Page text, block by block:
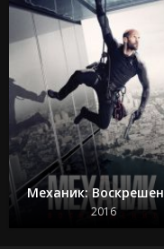
Механик:
2016